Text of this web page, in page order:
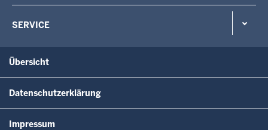
SERVICE
Übersicht
Datenschutzerklärung
Impressum